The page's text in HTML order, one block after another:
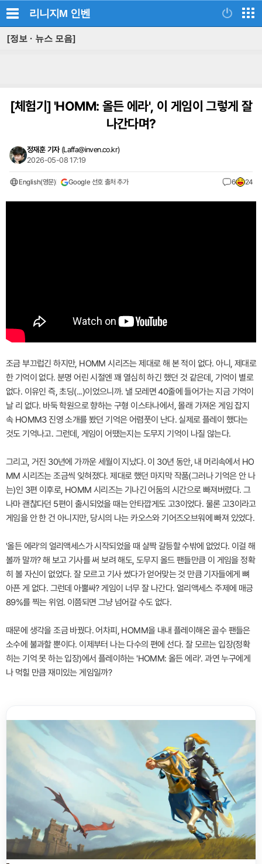
리니지M 인벤
[정보 · 뉴스 모음]
[체험기]'HOMM: 올든 에라', 이 게임이 그렇게 잘
나간다며?
정재훈 기자 (Laffa@inven.co.kr)
2026-05-08 17:19
English(영문) Google 선호 출처 추가 6 24
조금 부끄럽긴 하지만, HOMM 시리즈는 제대로 해 본 적이 없다. 아니, 제대로
한 기억이 없다. 분명 어린 시절엔 꽤 열심히 하긴 했던 것 같은데, 기억이 별로
없다. 이유인 즉, 초딩(...)이었으니까. 낼 모레면 40줄에 들어가는 지금 기억이
날 리 없다. 바둑 학원으로 향하는 구형 이스타나에서, 몰래 가져온 게임 잡지
속 HOMM3 진영 소개를 봤던 기억은 어렴풋이 난다. 실제로 플레이 했다는
것도 기억나고. 그런데, 게임이 어땠는지는 도무지 기억이 나질 않는다.
그리고, 거진 30년에 가까운 세월이 지났다. 이 30년 동안, 내 머리속에서 HO
MM 시리즈는 조금씩 잊혀졌다. 제대로 했던 마지막 작품(그러나 기억은 안 나
는)인 3편 이후로, HOMM 시리즈는 기나긴 어둠의 시간으로 빠져버렸다. 그
나마 괜찮다던 5편이 출시되었을 때는 안타깝게도 고3이었다. 물론 고3이라고
게임을 안 한 건 아니지만, 당시의 나는 카오스와 기어즈오브워에 빠져 있었다.
'올든 에라'의 얼리액세스가 시작되었을 때 살짝 갈등할 수밖에 없었다. 이걸 해
볼까 말까? 해 보고 기사를 써 보려 해도, 도무지 올드 팬들만큼 이 게임을 정확
히 볼 자신이 없었다. 잘 모르고 기사 썼다가 얻어맞는 것 만큼 기자들에게 뼈
아픈 게 없다. 그런데 아뿔싸? 게임이 너무 잘 나간다. 얼리액세스 주제에 매긍
89%를 찍는 위엄. 이쯤되면 그냥 넘어갈 수도 없다.
때문에 생각을 조금 바꿨다. 어차피, HOMM을 내내 플레이해온 골수 팬들은
소수에 불과할 뿐이다. 이제부터 나는 다수의 편에 선다. 잘 모르는 입장(정확
히는 기억 못 하는 입장)에서 플레이하는 'HOMM: 올든 에라'. 과연 누구에게
나 먹힐 만큼 재미있는 게임일까?